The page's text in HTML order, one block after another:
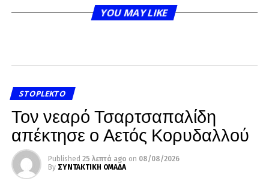
YOU MAY LIKE
STOPLEKTO
Τον νεαρό Τσαρτσαπαλίδη
απέκτησε ο Αετός Κορυδαλλού
Published 25 λεπτά ago on 08/08/2026
By ΣΥΝΤΑΚΤΙΚΗ ΟΜΑΔΑ